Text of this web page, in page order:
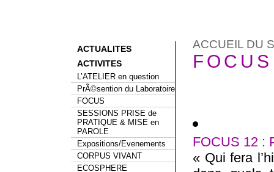
ACTUALITES
ACTIVITES
L’ATELIER en question
PrÃ©sention du Laboratoire
FOCUS
SESSIONS PRISE de
PRATIQUE & MISE en
PAROLE
Expositions/Evenements
CORPUS VIVANT
ECOSPHERE
ACCUEIL DU
FOCUS
FOCUS 12 :
« Qui fera